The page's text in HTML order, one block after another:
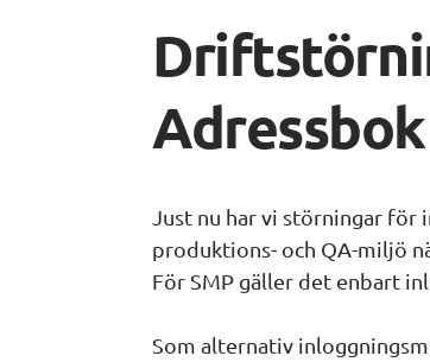
Just nu har vi störningar för
produktions- och QA-miljö
För SMP gäller det enbart
Som alternativ